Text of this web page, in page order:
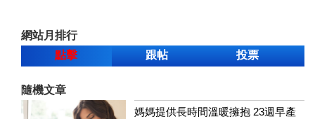
網站月排行
點擊
跟帖 投票
隨機文章
媽媽提供長時間溫暖擁抱 23週早產